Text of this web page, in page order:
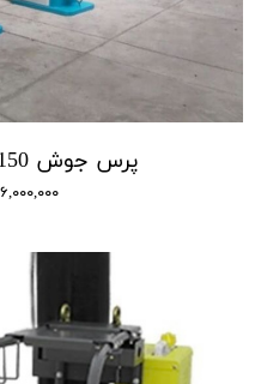
پرس جوش 150 کاوا پنوماتیک
۳۴۶,۰۰۰,۰۰۰